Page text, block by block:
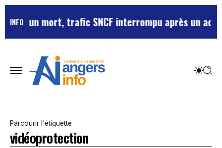
INFO
un mort, trafic SNCF interrompu après un accident
Parcourir l'étiquette
vidéoprotection